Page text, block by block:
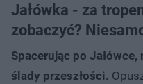
Jałówka - za
zobaczyć?
Spacerując po
ślady przeszłości.